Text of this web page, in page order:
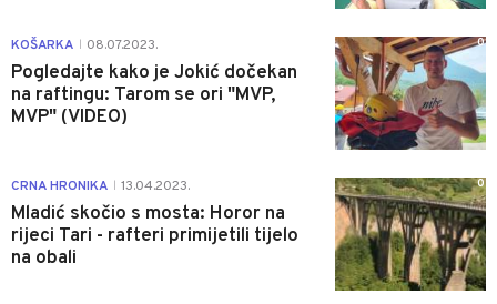
KOŠARKA 08.07.2023.
Pogledajte kako je Jokić dočekan
na raftingu: Tarom se ori "MVP,
MVP" (VIDEO)
0
CRNA HRONIKA 13.04.2023.
Mladić skočio s mosta: Horor na
rijeci Tari - rafteri primijetili tijelo
na obali
0